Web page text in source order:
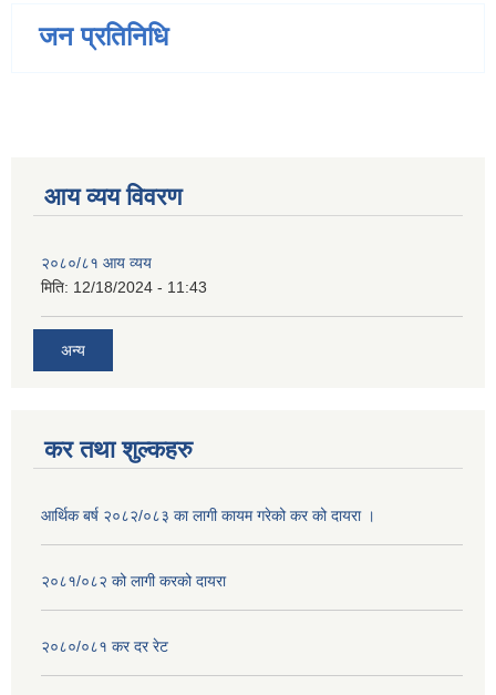
जन प्रतिनिधि
आय व्यय विवरण
२०८०/८१ आय व्यय
मिति: 12/18/2024 - 11:43
अन्य
कर तथा शुल्कहरु
आर्थिक बर्ष २०८२/०८३ का लागी कायम गरेको कर को दायरा ।
२०८१/०८२ को लागी करको दायरा
२०८०/०८१ कर दर रेट